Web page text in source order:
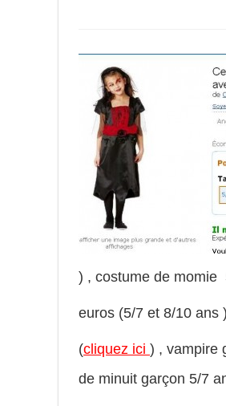
) , costume de momie
euros (5/7 et 8/10 ans
(cliquez ici ) , vampire
de minuit garçon 5/7